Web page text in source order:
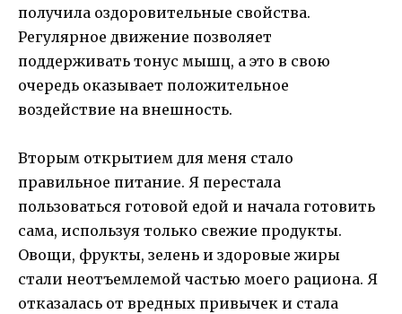
получила оздоровительные свойства.
Регулярное движение позволяет
поддерживать тонус мышц, а это в свою
очередь оказывает положительное
воздействие на внешность.
Вторым открытием для меня стало
правильное питание. Я перестала
пользоваться готовой едой и начала готовить
сама, используя только свежие продукты.
Овощи, фрукты, зелень и здоровые жиры
стали неотъемлемой частью моего рациона. Я
отказалась от вредных привычек и стала